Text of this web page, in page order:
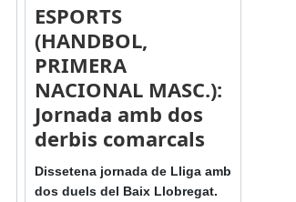
ESPORTS
(HANDBOL,
PRIMERA
NACIONAL MASC.):
Jornada amb dos
derbis comarcals
Dissetena jornada de Lliga amb
dos duels del Baix Llobregat.